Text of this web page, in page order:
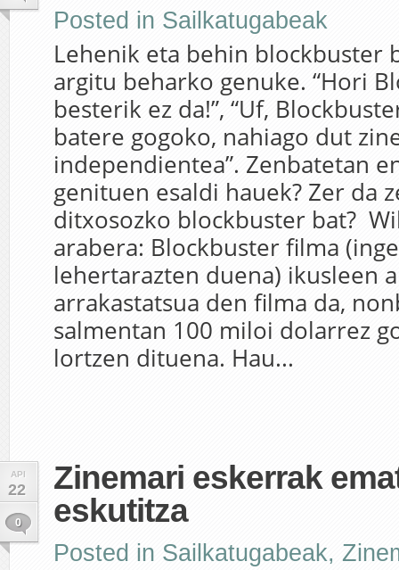
Posted in Sailkatugabeak
Lehenik eta behin blockbuster
argitu beharko genuke. “Hori
besterik ez da!”, “Uf,
batere gogoko, nahiago dut
independientea”. Zenbatetan
genituen esaldi hauek? Zer da
ditxosozko blockbuster bat?
arabera: Blockbuster filma
lehertarazten duena) ikusleen
arrakastatsua den filma da,
salmentan 100 miloi dolarrez
lortzen dituena. Hau...
API
22
0
Zinemari eskerrak
eskutitza
Posted in Sailkatugabeak,